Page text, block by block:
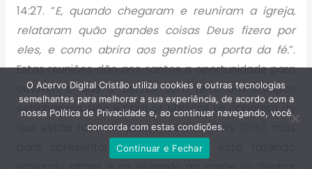
14:27. “E, quando chegaram e reuniram a igreja,
relataram quão grandes coisas Deus fizera por
eles, e como abrira aos gentios a porta da fé.”.
Estas reuniões dão aos santos a oportunidade para
ouvirem o que o Senhor tem feito em campos
estrangeiros. Não é para os obreiros se gabarem do
que estão fazendo para o Senhor (2 Rs 10:16), mas
para apresentarem o que Deus está fazendo
O Acervo Digital Cristão utiliza cookies e outras tecnologias
semelhantes para melhorar a sua experiência, de acordo com a
nossa Política de Privacidade e, ao continuar navegando, você
concorda com estas condições.
Continuar e Fechar